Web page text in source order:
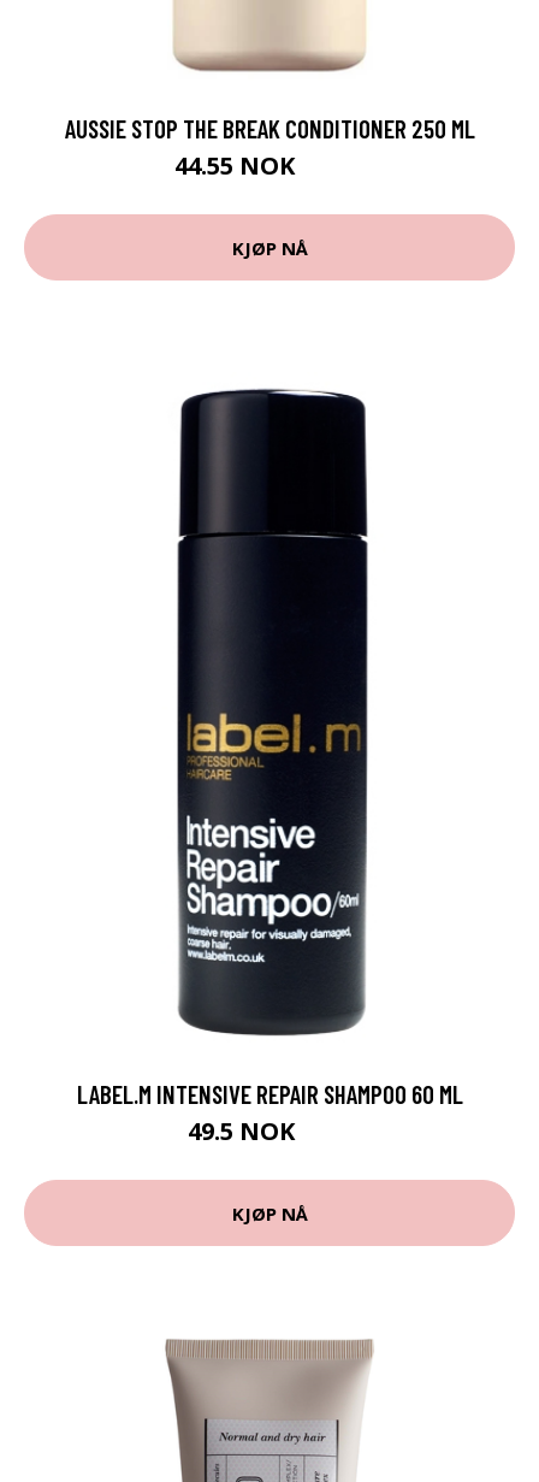
AUSSIE STOP THE BREAK CONDITIONER 250 ML
44.55 NOK
KJØP NÅ
LABEL.M INTENSIVE REPAIR SHAMPOO 60 ML
49.5 NOK
KJØP NÅ